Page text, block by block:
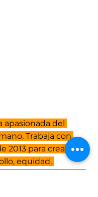
apasionada del
Trabaja con
2013 para crear
equidad,